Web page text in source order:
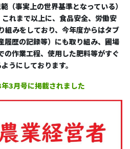
（事実上の世界基準となっている）
れまで以上に、食品安全、労働安
組みをしており、今年度からはタブ
履歴の記録等）にも取り組み、圃場
の作業工程、使用した肥料等がすぐ
うにしております。
3月号に掲載されました